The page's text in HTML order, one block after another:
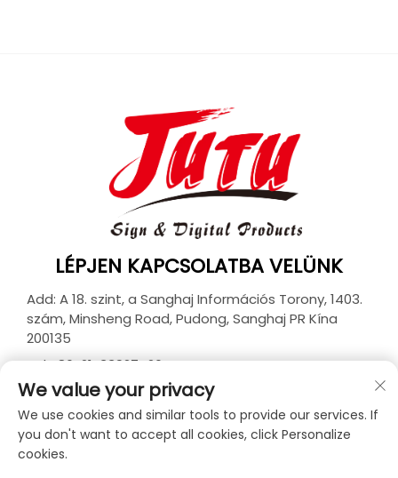
LÉPJEN KAPCSOLATBA VELÜNK
Add: A 18. szint, a Sanghaj Információs Torony, 1403.
szám, Minsheng Road, Pudong, Sanghaj PR Kína
200135
Tel:+86-21-33927426
E-mail:[email protected]
Szerzői jog © 2026 JUTU New Materials Technology
We value your privacy
We use cookies and similar tools to provide our services. If
you don't want to accept all cookies, click Personalize
cookies.